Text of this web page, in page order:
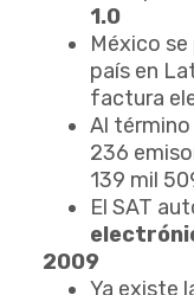
1.0
México
país en
factura
Al
236
139 mil
El SAT
2009
Ya existe